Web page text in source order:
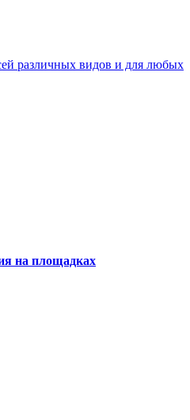
различных видов и для любых
на площадках